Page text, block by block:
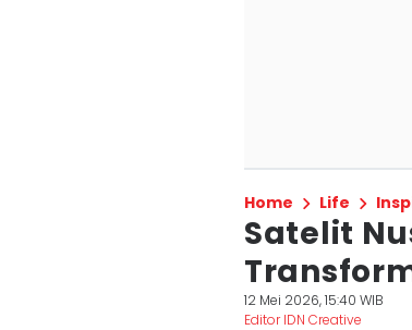
Home Life
Satelit
12 Mei 2026, 15:40 WIB
Editor IDN Creative